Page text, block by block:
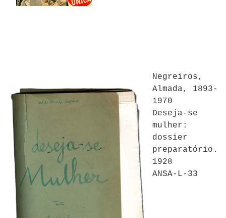
Negreiros,
Almada, 1893-
1970
Deseja-se
mulher:
dossier
preparatório.
1928
ANSA-L-33